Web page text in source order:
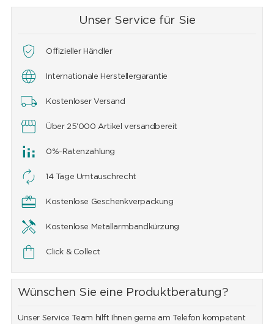
Unser Service für Sie
Offizieller Händler
Internationale Herstellergarantie
Kostenloser Versand
Über 25'000 Artikel versandbereit
0%-Ratenzahlung
14 Tage Umtauschrecht
Kostenlose Geschenkverpackung
Kostenlose Metallarmbandkürzung
Click & Collect
Wünschen Sie eine Produktberatung?
Unser Service Team hilft Ihnen gerne am Telefon kompetent